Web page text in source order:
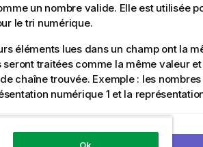
un nombre valide. Elle est utilisée
le tri numérique.
éléments lues dans un champ ont la
traitées comme la même valeur
chaîne trouvée. Exemple : les nombres
numérique 1 et la